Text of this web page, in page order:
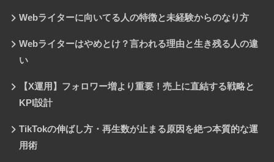
Webライターに向いてる人の特徴と未経験からのなり方
Webライターはやめとけ？言われる理由と生き残る人の違
い
【X運用】フォロワー増より重要！売上に直結する戦略と
KPI設計
TikTokの伸ばし方・再生数が止まる原因を絶つ本質的な運
用術